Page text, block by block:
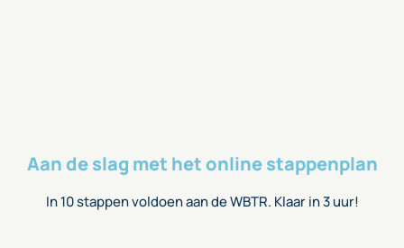
Aan de slag met het online stappenplan
In 10 stappen voldoen aan de WBTR. Klaar in 3 uur!